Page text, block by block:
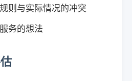
则与实际情况的冲突
务的想法